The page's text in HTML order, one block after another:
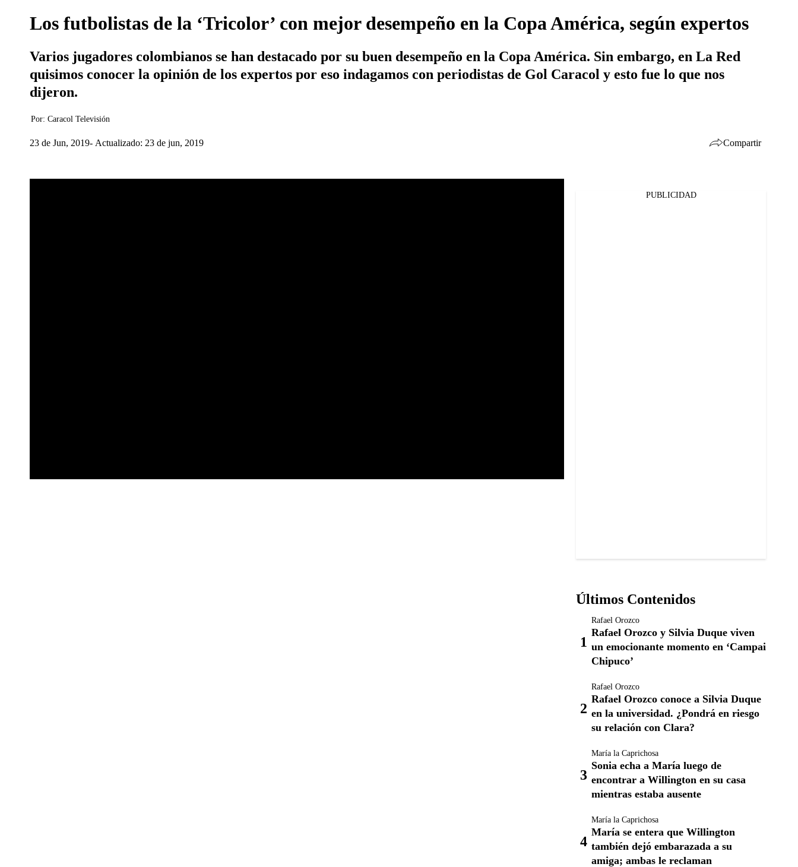
Los futbolistas de la ‘Tricolor’ con mejor desempeño en la Copa América, según expertos
Varios jugadores colombianos se han destacado por su buen desempeño en la Copa América. Sin embargo, en La Red
quisimos conocer la opinión de los expertos por eso indagamos con periodistas de Gol Caracol y esto fue lo que nos
dijeron.
Por: Caracol Televisión
23 de Jun, 2019 Actualizado: 23 de jun, 2019 Compartir
PUBLICIDAD
Últimos Contenidos
Rafael Orozco
Rafael Orozco y Silvia Duque viven
un emocionante momento en ‘Campai
Chipuco’
Rafael Orozco
Rafael Orozco conoce a Silvia Duque
en la universidad. ¿Pondrá en riesgo
su relación con Clara?
María la Caprichosa
Sonia echa a María luego de
encontrar a Willington en su casa
mientras estaba ausente
María la Caprichosa
María se entera que Willington
también dejó embarazada a su
amiga; ambas le reclaman